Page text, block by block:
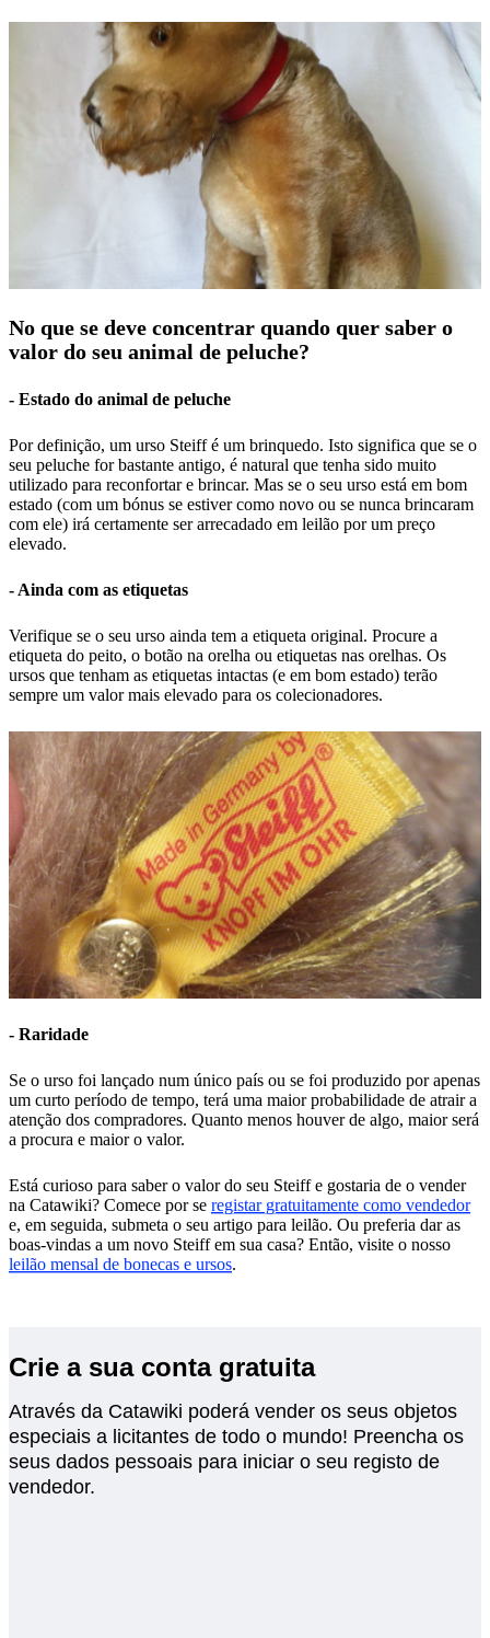
No que se deve concentrar quando quer saber o
valor do seu animal de peluche?
- Estado do animal de peluche
Por definição, um urso Steiff é um brinquedo. Isto significa que se o
seu peluche for bastante antigo, é natural que tenha sido muito
utilizado para reconfortar e brincar. Mas se o seu urso está em bom
estado (com um bónus se estiver como novo ou se nunca brincaram
com ele) irá certamente ser arrecadado em leilão por um preço
elevado.
- Ainda com as etiquetas
Verifique se o seu urso ainda tem a etiqueta original. Procure a
etiqueta do peito, o botão na orelha ou etiquetas nas orelhas. Os
ursos que tenham as etiquetas intactas (e em bom estado) terão
sempre um valor mais elevado para os colecionadores.
- Raridade
Se o urso foi lançado num único país ou se foi produzido por apenas
um curto período de tempo, terá uma maior probabilidade de atrair a
atenção dos compradores. Quanto menos houver de algo, maior será
a procura e maior o valor.
Está curioso para saber o valor do seu Steiff e gostaria de o vender
na Catawiki? Comece por se registar gratuitamente como vendedor
e, em seguida, submeta o seu artigo para leilão. Ou preferia dar as
boas-vindas a um novo Steiff em sua casa? Então, visite o nosso
leilão mensal de bonecas e ursos.
Crie a sua conta gratuita
Através da Catawiki poderá vender os seus objetos
especiais a licitantes de todo o mundo! Preencha os
seus dados pessoais para iniciar o seu registo de
vendedor.